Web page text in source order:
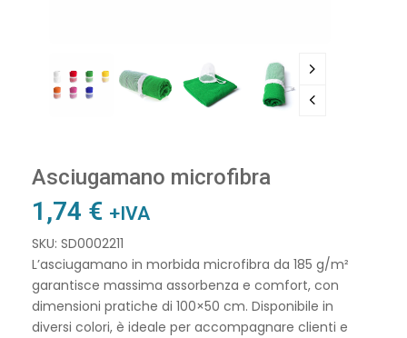
Asciugamano microfibra
1,74 € +IVA
SKU: SD0002211
L’asciugamano in morbida microfibra da 185 g/m²
garantisce massima assorbenza e comfort, con
dimensioni pratiche di 100×50 cm. Disponibile in
diversi colori, è ideale per accompagnare clienti e